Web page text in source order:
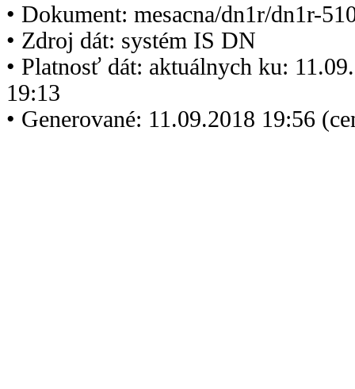
• Dokument: mesacna/dn1r/dn1r-
• Zdroj dát: systém IS DN
• Platnosť dát: aktuálnych ku:
19:13
• Generované: 11.09.2018 19:56